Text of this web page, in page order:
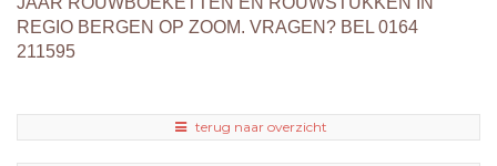
REGIO BERGEN OP ZOOM. VRAGEN? BEL 0164
211595
terug naar overzicht